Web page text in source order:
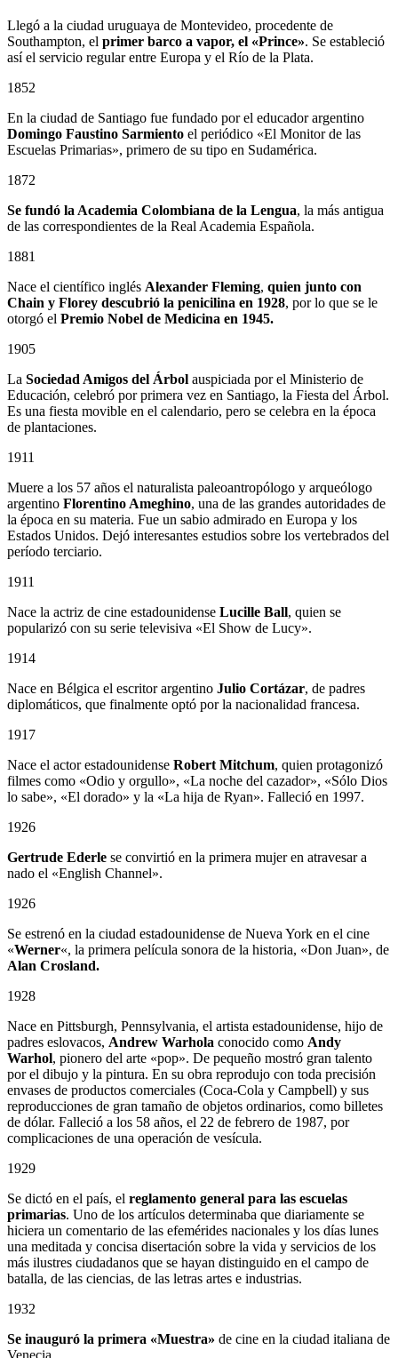
Llegó a la ciudad uruguaya de Montevideo, procedente de
Southampton, el primer barco a vapor, el «Prince». Se estableció
así el servicio regular entre Europa y el Río de la Plata.
1852
En la ciudad de Santiago fue fundado por el educador argentino
Domingo Faustino Sarmiento el periódico «El Monitor de las
Escuelas Primarias», primero de su tipo en Sudamérica.
1872
Se fundó la Academia Colombiana de la Lengua, la más antigua
de las correspondientes de la Real Academia Española.
1881
Nace el científico inglés Alexander Fleming, quien junto con
Chain y Florey descubrió la penicilina en 1928, por lo que se le
otorgó el Premio Nobel de Medicina en 1945.
1905
La Sociedad Amigos del Árbol auspiciada por el Ministerio de
Educación, celebró por primera vez en Santiago, la Fiesta del Árbol.
Es una fiesta movible en el calendario, pero se celebra en la época
de plantaciones.
1911
Muere a los 57 años el naturalista paleoantropólogo y arqueólogo
argentino Florentino Ameghino, una de las grandes autoridades de
la época en su materia. Fue un sabio admirado en Europa y los
Estados Unidos. Dejó interesantes estudios sobre los vertebrados del
período terciario.
1911
Nace la actriz de cine estadounidense Lucille Ball, quien se
popularizó con su serie televisiva «El Show de Lucy».
1914
Nace en Bélgica el escritor argentino Julio Cortázar, de padres
diplomáticos, que finalmente optó por la nacionalidad francesa.
1917
Nace el actor estadounidense Robert Mitchum, quien protagonizó
filmes como «Odio y orgullo», «La noche del cazador», «Sólo Dios
lo sabe», «El dorado» y la «La hija de Ryan». Falleció en 1997.
1926
Gertrude Ederle se convirtió en la primera mujer en atravesar a
nado el «English Channel».
1926
Se estrenó en la ciudad estadounidense de Nueva York en el cine
«Werner«, la primera película sonora de la historia, «Don Juan», de
Alan Crosland.
1928
Nace en Pittsburgh, Pennsylvania, el artista estadounidense, hijo de
padres eslovacos, Andrew Warhola conocido como Andy
Warhol, pionero del arte «pop». De pequeño mostró gran talento
por el dibujo y la pintura. En su obra reprodujo con toda precisión
envases de productos comerciales (Coca-Cola y Campbell) y sus
reproducciones de gran tamaño de objetos ordinarios, como billetes
de dólar. Falleció a los 58 años, el 22 de febrero de 1987, por
complicaciones de una operación de vesícula.
1929
Se dictó en el país, el reglamento general para las escuelas
primarias. Uno de los artículos determinaba que diariamente se
hiciera un comentario de las efemérides nacionales y los días lunes
una meditada y concisa disertación sobre la vida y servicios de los
más ilustres ciudadanos que se hayan distinguido en el campo de
batalla, de las ciencias, de las letras artes e industrias.
1932
Se inauguró la primera «Muestra» de cine en la ciudad italiana de